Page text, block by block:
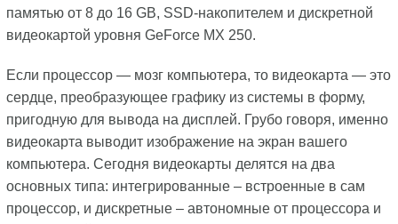
памятью от 8 до 16 GB, SSD-накопителем и дискретной
видеокартой уровня GeForce MX 250.
Если процессор — мозг компьютера, то видеокарта — это
сердце, преобразующее графику из системы в форму,
пригодную для вывода на дисплей. Грубо говоря, именно
видеокарта выводит изображение на экран вашего
компьютера. Сегодня видеокарты делятся на два
основных типа: интегрированные – встроенные в сам
процессор, и дискретные – автономные от процессора и